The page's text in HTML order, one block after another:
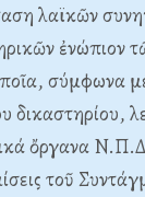
λαϊκῶν
ἐνώπιον
σύμφωνα
δικαστηρίου,
ὄργανα
τοῦ